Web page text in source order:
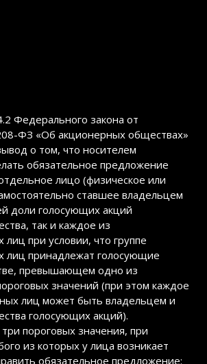
Федерального закона от
ФЗ «Об акционерных обществах»
о том, что носителем
обязательное предложение
лицо (физическое или
ставшее владельцем
доли голосующих акций
так и каждое из
при условии, что группе
лиц принадлежат голосующие
превышающем одно из
значений (при этом каждое
лиц может быть владельцем и
голосующих акций).
пороговых значения, при
из которых у лица возникает
обязательное предложение: